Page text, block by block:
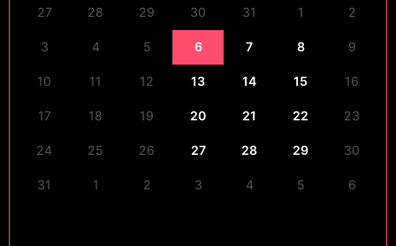
27 28 29 30 31 1 2
3 4 5 6 7 8 9
10 11 12 13 14 15 16
17 18 19 20 21 22 23
24 25 26 27 28 29 30
31 1 2 3 4 5 6